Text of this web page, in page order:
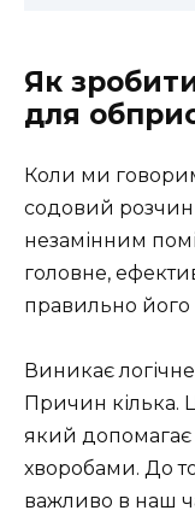
Як
для
Коли ми
содовий розчин
незамінним
головне,
правильно його
Виникає
Причин кілька.
який допомагає
хворобами. До
важливо в наш